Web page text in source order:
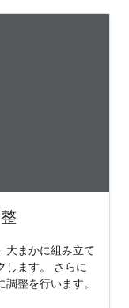
大まかに組み立て
します。 さらに
整を行います。